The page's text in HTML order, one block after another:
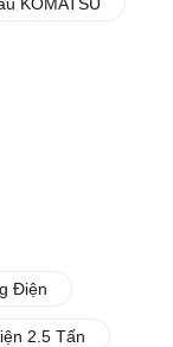
Điện
2.5 Tấn